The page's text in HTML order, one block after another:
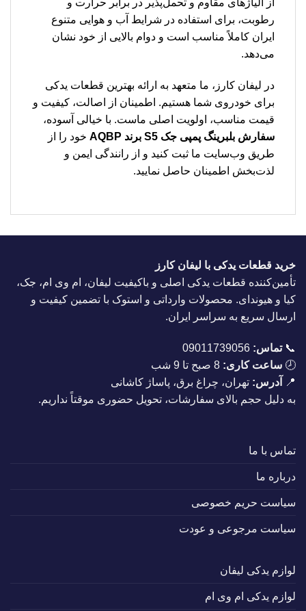
از آلیاژهای مقاوم و تحمل‌پذیر در برابر حرارت و
رطوبت، برای استفاده در شرایط آب و هوایی متنوع
ایران کاملاً مناسب است و دوام بالایی از خود نشان
می‌دهد.
در لیفان کارز، ما متعهد به ارائه بهترین قطعات یدکی
برای خودروی شما هستیم. اطمینان از اصالت، کیفیت و
قیمت مناسب، اولویت اصلی ماست. با خیالی آسوده،
سفارش بلبرینگ پمپی جک S5 برند AQBP
خود را از
طریق وب‌سایت ما ثبت کنید و از رانندگی ایمن و
لذت‌بخش اطمینان حاصل نمایید.
خرید قطعات یدکی با لیفان کارز
تأمین‌کننده قطعات یدکی اصلی و باکیفیت لیفان، ام وی ام، جک،
کیا و هیوندای. محصولات وارداتی و استوک با تضمین کیفیت و
ارسال سریع به سراسر ایران.
📞تماس: 09011739056
🕗 ساعت کاری:
📍
آدرس: تهران، چراغ برق، پاساژ کاشانی
به دلیل حجم بالای سفارشات، تحویل حضوری موقتاً نداریم.
تماس با ما
درباره ما
سیاست حریم خصوصی
سیاست مرجوعی و عودت
لوازم یدکی لیفان
لوازم یدکی ام وی ام